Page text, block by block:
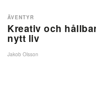
Kreativ och
nytt liv
ÄVENTYR
Jakob Olsson